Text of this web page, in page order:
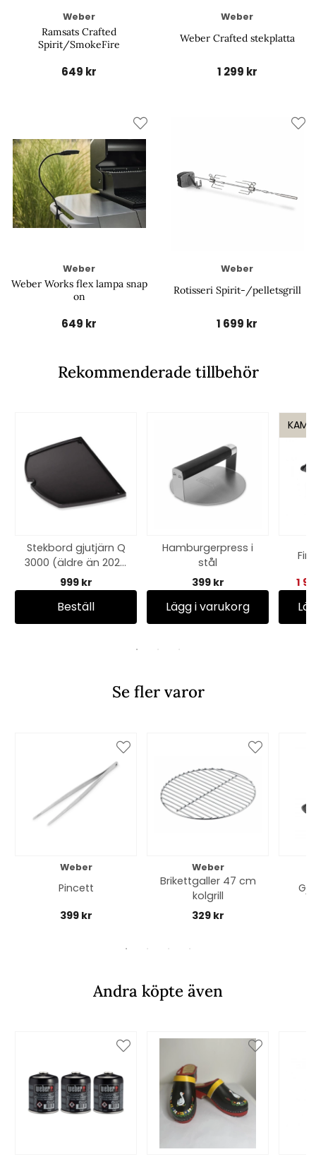
Weber
Ramsats Crafted
Spirit/SmokeFire
649 kr
Weber
Weber Crafted stekplatta
1 299 kr
Weber
Weber Works flex lampa snap
on
649 kr
Weber
Rotisseri Spirit-/pelletsgrill
1 699 kr
Rekommenderade tillbehör
Stekbord gjutjärn Q
3000 (äldre än 2025
modell) - black
999 kr
Beställ
Hamburgerpress i
stål
399 kr
Lägg i varukorg
1
Se fler varor
Weber
Pincett
399 kr
Weber
Brikettgaller 47 cm
kolgrill
329 kr
Andra köpte även